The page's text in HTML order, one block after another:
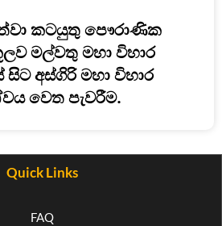
කටයුතු පෞරාණික
මල්වතු මහා විහාර
සිට අස්ගිරි මහා විහාර
වෙත පැවරීම.
Quick Links
FAQ